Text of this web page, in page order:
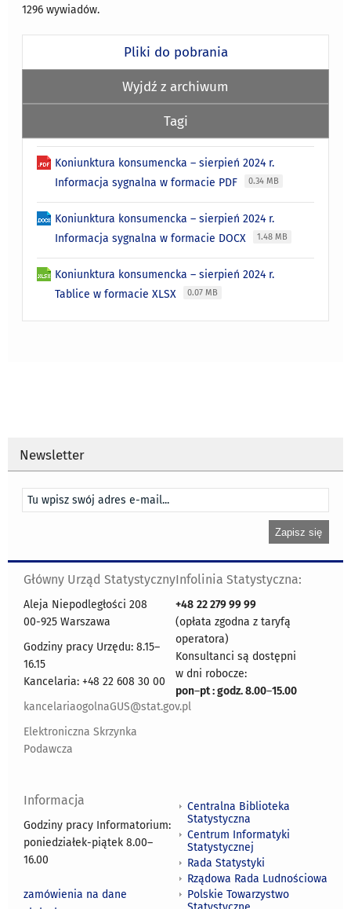
1296 wywiadów.
Pliki do pobrania
Wyjdź z archiwum
Tagi
Koniunktura konsumencka – sierpień 2024 r.
Informacja sygnalna w formacie PDF
0.34 MB
Koniunktura konsumencka – sierpień 2024 r.
Informacja sygnalna w formacie DOCX
1.48 MB
Koniunktura konsumencka – sierpień 2024 r.
Tablice w formacie XLSX
0.07 MB
Newsletter
Główny Urząd Statystyczny
Aleja Niepodległości 208
00-925 Warszawa
Godziny pracy Urzędu: 8.15–
16.15
Kancelaria: +48 22 608 30 00
kancelariaogolnaGUS@stat.gov.pl
Elektroniczna Skrzynka
Podawcza
Infolinia Statystyczna:
+48 22 279 99 99
(opłata zgodna z taryfą
operatora)
Konsultanci są dostępni
w dni robocze:
pon–pt : godz. 8.00–15.00
Informacja
Godziny pracy Informatorium:
poniedziałek-piątek 8.00–
16.00
zamówienia na dane
Centralna Biblioteka
Statystyczna
Centrum Informatyki
Statystycznej
Rada Statystyki
Rządowa Rada Ludnościowa
Polskie Towarzystwo